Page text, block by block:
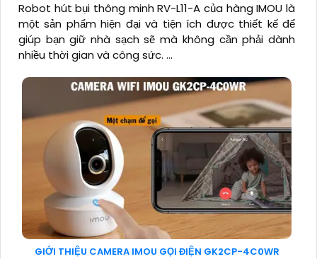
Robot hút bụi thông minh RV-L11-A của hàng IMOU là
một sản phẩm hiện đại và tiện ích được thiết kế để
giúp bạn giữ nhà sạch sẽ mà không cần phải dành
nhiều thời gian và công sức. ...
GIỚI THIỆU CAMERA IMOU GỌI ĐIỆN GK2CP-4C0WR